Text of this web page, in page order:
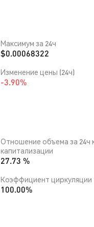
Максимум за 24ч
$0.00068322
Изменение цены (24ч)
-3.90%
Отношение объема за 24ч
капитализации
27.73 %
Коэффициент циркуляции
100.00%